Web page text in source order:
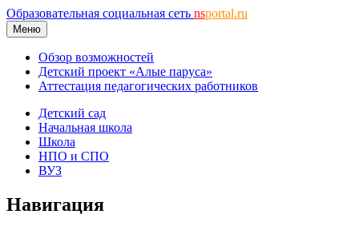
Образовательная социальная сеть nsportal.ru
Меню
Обзор возможностей
Детский проект «Алые паруса»
Аттестация педагогических работников
Детский сад
Начальная школа
Школа
НПО и СПО
ВУЗ
Навигация